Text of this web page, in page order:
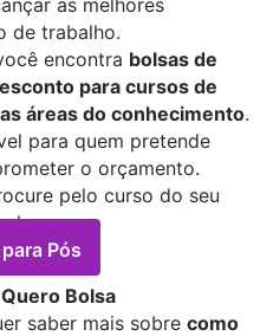
de trabalho.
encontra bolsas de
para cursos de
áreas do conhecimento.
para quem pretende
o orçamento.
pelo curso do seu
Pós
Bolsa
saber mais sobre como